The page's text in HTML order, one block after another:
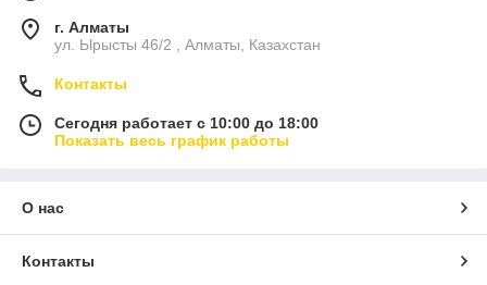
г. Алматы
ул. Ырысты 46/2 , Алматы, Казахстан
Контакты
Сегодня работает с 10:00 до 18:00
Показать весь график работы
О нас
Контакты